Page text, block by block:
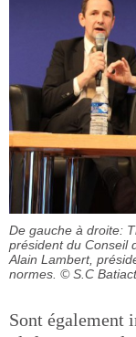
De gauche à droite:
président du Conseil
Alain Lambert,
normes. © S.C
Sont également